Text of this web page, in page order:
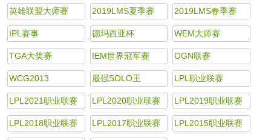
英雄联盟大师赛
LMS
2019LMS夏季赛 2019LMS春季赛
IPL赛事 德玛西亚杯 WEM大师赛
TGA大奖赛 IEM世界冠军赛 OGN联赛
WCG2013 最强SOLO王 LPL职业联赛
LPL2021职业联赛 LPL2020职业联赛 LPL2019职业联赛
LPL2018职业联赛 LPL2017职业联赛 LPL2015职业联赛